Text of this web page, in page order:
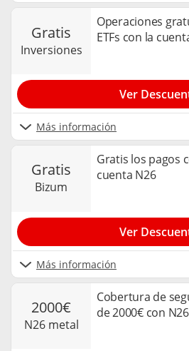
gratis
inversiones
Operaciones
ETFs con la
Más información
Ver
gratis
bizum
Gratis los pagos
cuenta N26
Más información
Ver
2000€
n26 metal
Cobertura de
de 2000€ con